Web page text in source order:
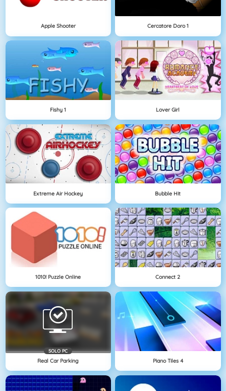
Apple Shooter Cercatore Doro 1
Fishy 1 Lover Girl
Extreme Air Hockey Bubble Hit
1010! Puzzle Online Connect 2
SOLO PC
Real Car Parking Piano Tiles 4